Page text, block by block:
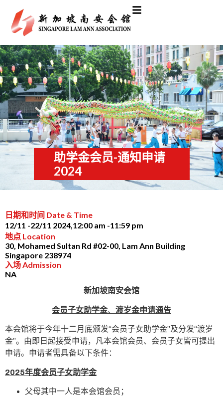
助学金会员-通知申请
2024
日期和时间 Date & Time
12/11 -22/11 2024,12:00 am -11:59 pm
地点 Location
30, Mohamed Sultan Rd #02-00, Lam Ann Building
Singapore 238974
入场 Admission
NA
新加坡南安会馆
会员子女助学金、 渡岁金申请通告
本会馆将于今年十二月底颁发“会员子女助学金”及分发“渡岁
金”。由即日起接受申请，凡本会馆会员、会员子女皆可提出
申请。申请者需具备以下条件：
2025年度会员子女助学金
父母其中一人是本会馆会员；